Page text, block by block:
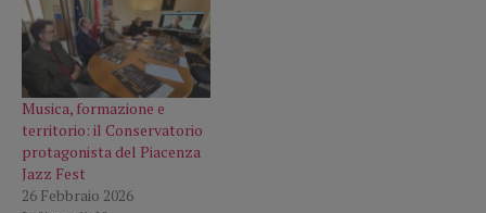
Musica, formazione e
territorio: il Conservatorio
protagonista del Piacenza
Jazz Fest
26 Febbraio 2026